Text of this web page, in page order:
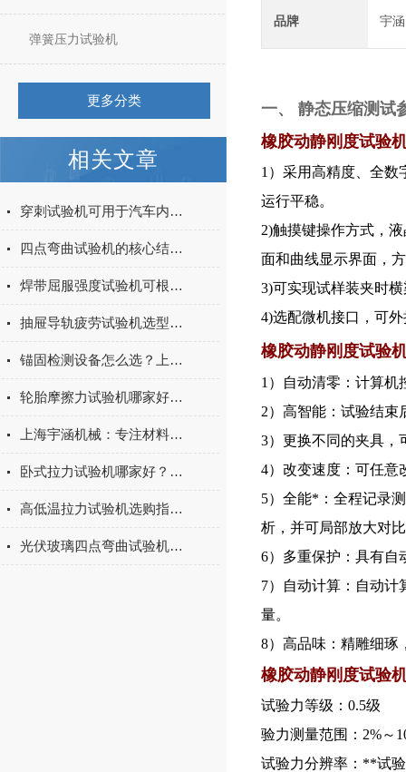
弹簧压力试验机
更多分类
相关文章
穿刺试验机可用于汽车内饰表皮、防撞缓冲材料得性能测试
四点弯曲试验机的核心结构与工作原理特点
焊带屈服强度试验机可根据不同标准和试验需求调整试验条件
抽屉导轨疲劳试验机选型指南：如何量化评估家具五金的耐用性
锚固检测设备怎么选？上海宇涵膨胀螺丝拉拔试验机品牌评测
轮胎摩擦力试验机哪家好？上海宇涵试验机综合评测
上海宇涵机械：专注材料力学检测，电池片拉力试验机助力光伏品质管控
卧式拉力试验机哪家好？2026年国产实力厂家实测推荐
高低温拉力试验机选购指南：聚焦上海宇涵的技术实力与可靠方案
光伏玻璃四点弯曲试验机的重要性
品牌 宇涵
一、 静态压缩测试
橡胶动静刚度试验
1）采用高精度、全数
运行平稳。
2)触摸键操作方式，
面和曲线显示界面，
3)可实现试样装夹时
4)选配微机接口，可
橡胶动静刚度试验
1）自动清零：计算机
2）高智能： 试验结束
3）更换不同的夹具，
4）改变速度：可任意
5）全能*：全程记录
析，并可局部放大对
6）多重保护：具有自
7）
自动计算：自动计
量。
8）高品味：精雕细琢
橡胶动静刚度试验
试验力等级：0.5级
验力测量范围：2%～
试验力分辨率：**试